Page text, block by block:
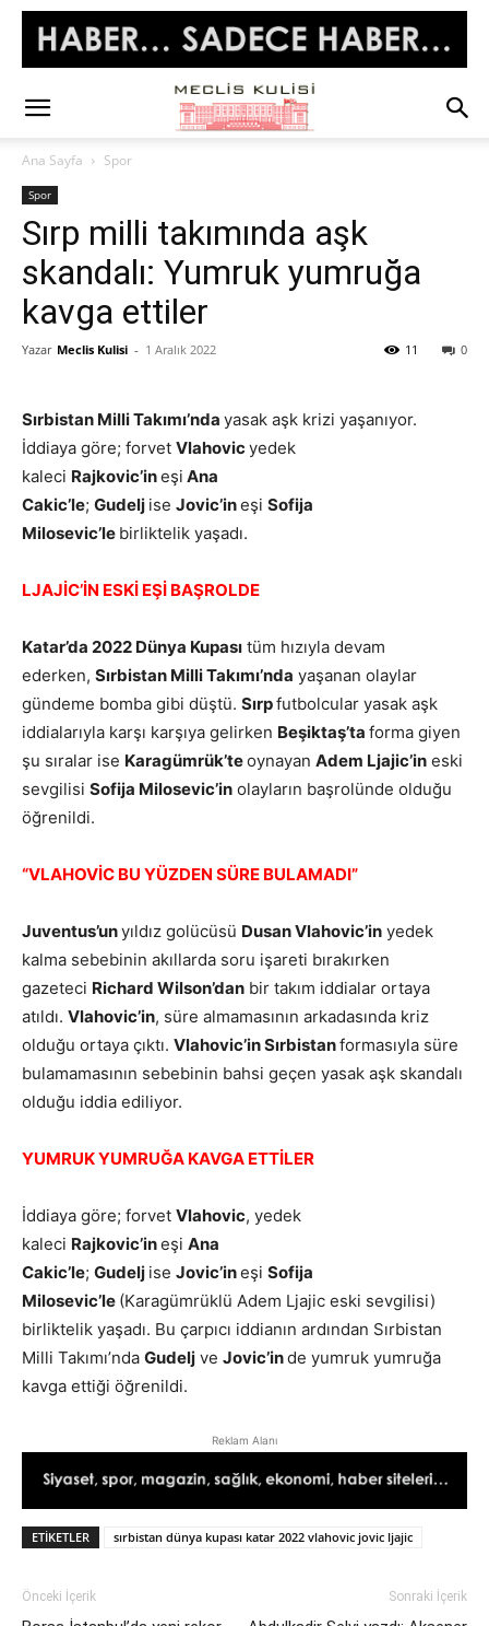
Ana Sayfa Spor
Spor
Sırp milli takımında aşk
skandalı: Yumruk yumruğa
kavga ettiler
Yazar Meclis Kulisi - 1 Aralık 2022 0
11
Sırbistan Milli Takımı’nda yasak aşk krizi yaşanıyor.
İddiaya göre; forvet Vlahovicyedek
kaleci Rajkovic’ineşi Ana
Cakic’le; Gudelj ise Jovic’ineşi Sofija
Milosevic’le birliktelik yaşadı.
LJAJİC’İN ESKİ EŞİ BAŞROLDE
Katar’da 2022 Dünya Kupası tüm hızıyla devam
ederken, Sırbistan Milli Takımı’nda yaşanan olaylar
gündeme bomba gibi düştü. Sırpfutbolcular yasak aşk
iddialarıyla karşı karşıya gelirken Beşiktaş’ta forma giyen
şu sıralar ise Karagümrük’teoynayan Adem Ljajic’in eski
sevgilisi Sofija Milosevic’in olayların başrolünde olduğu
öğrenildi.
“VLAHOVİC BU YÜZDEN SÜRE BULAMADI”
Juventus’unyıldız golücüsü Dusan Vlahovic’in yedek
kalma sebebinin akıllarda soru işareti bırakırken
gazeteci Richard Wilson’dan bir takım iddialar ortaya
atıldı. Vlahovic’in, süre almamasının arkadasında kriz
olduğu ortaya çıktı. Vlahovic’in Sırbistanformasıyla süre
bulamamasının sebebinin bahsi geçen yasak aşk skandalı
olduğu iddia ediliyor.
YUMRUK YUMRUĞA KAVGA ETTİLER
İddiaya göre; forvet Vlahovic, yedek
kaleci Rajkovic’ineşi Ana
Cakic’le; Gudelj ise Jovic’ineşi Sofija
Milosevic’le (Karagümrüklü Adem Ljajic eski sevgilisi)
birliktelik yaşadı. Bu çarpıcı iddianın ardından Sırbistan
Milli Takımı’nda Gudelj ve Jovic’inde yumruk yumruğa
kavga ettiği öğrenildi.
Reklam Alanı
ETIKETLER sırbistan dünya kupası katar 2022 vlahovic jovic ljajic
Önceki İçerik Sonraki İçerik